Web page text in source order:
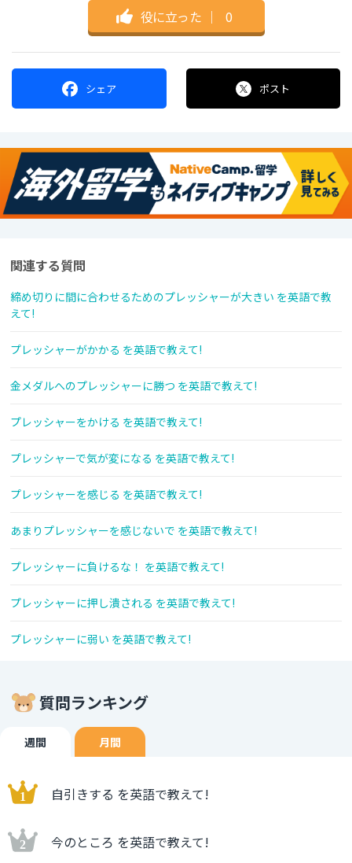
役に立った ｜ 0
シェア ポスト
関連する質問
締め切りに間に合わせるためのプレッシャーが大きい を英語で教
えて!
プレッシャーがかかる を英語で教えて!
金メダルへのプレッシャーに勝つ を英語で教えて!
プレッシャーをかける を英語で教えて!
プレッシャーで気が変になる を英語で教えて!
プレッシャーを感じる を英語で教えて!
あまりプレッシャーを感じないで を英語で教えて!
プレッシャーに負けるな！ を英語で教えて!
プレッシャーに押し潰される を英語で教えて!
プレッシャーに弱い を英語で教えて!
質問ランキング
週間 月間
自引きする を英語で教えて!
今のところ を英語で教えて!